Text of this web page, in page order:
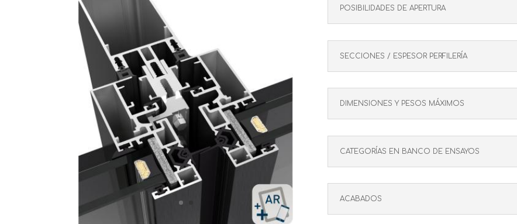
POSIBILIDADES DE APERTURA
SECCIONES / ESPESOR PERFILERÍA
DIMENSIONES Y PESOS MÁXIMOS
CATEGORÍAS EN BANCO DE ENSAYOS
ACABADOS